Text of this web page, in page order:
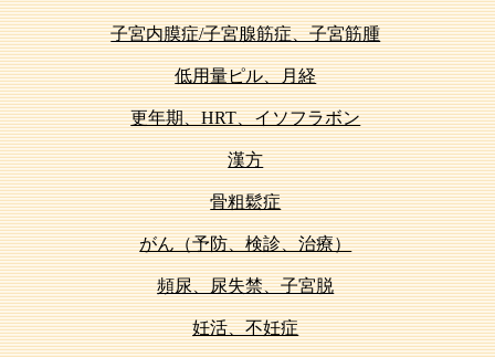
子宮内膜症/子宮腺筋症、子宮筋腫
低用量ピル、月経
更年期、HRT、イソフラボン
漢方
骨粗鬆症
がん（予防、検診、治療）
頻尿、尿失禁、子宮脱
妊活、不妊症